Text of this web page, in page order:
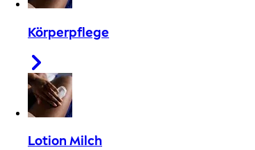
Körperpflege
Lotion Milch